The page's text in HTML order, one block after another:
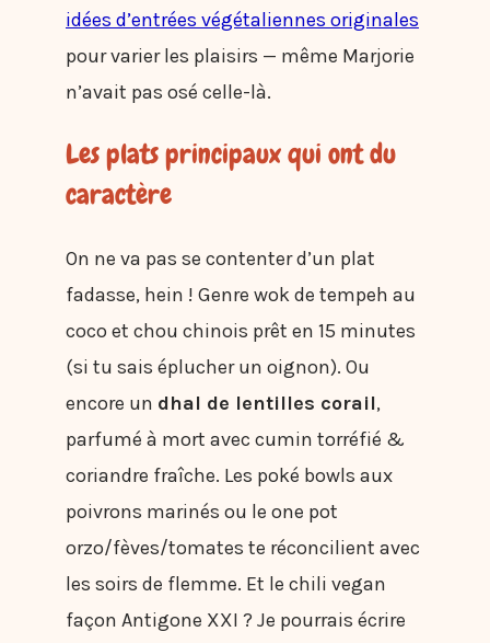
idées d’entrées végétaliennes originales
pour varier les plaisirs — même Marjorie
n’avait pas osé celle-là.
Les plats principaux qui ont du
caractère
On ne va pas se contenter d’un plat
fadasse, hein ! Genre wok de tempeh au
coco et chou chinois prêt en 15 minutes
(si tu sais éplucher un oignon). Ou
encore un dhal de lentilles corail,
parfumé à mort avec cumin torréfié &
coriandre fraîche. Les poké bowls aux
poivrons marinés ou le one pot
orzo/fèves/tomates te réconcilient avec
les soirs de flemme. Et le chili vegan
façon Antigone XXI ? Je pourrais écrire